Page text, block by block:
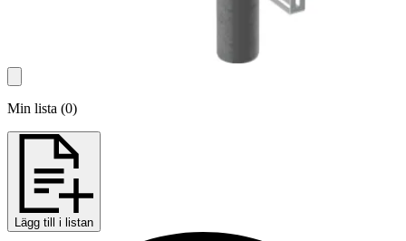
Min lista (0)
Lägg till i listan